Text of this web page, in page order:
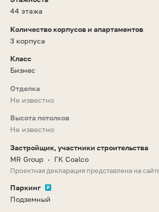
44 этажа
Количество корпусов и апартаментов
3 корпуса
Класс
Бизнес
Отделка
Не известно
Высота потолков
Не известно
Застройщик, участники строительства
MR Group
• ГК Coalco
Проектная декларация представлена на
Паркинг
Подземный